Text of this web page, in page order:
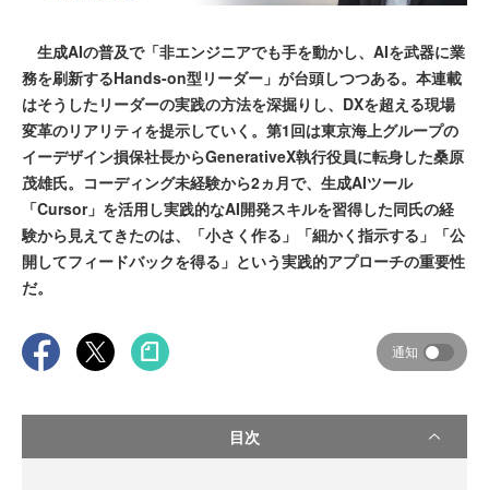
生成AIの普及で「非エンジニアでも手を動かし、AIを武器に業
務を刷新するHands-on型リーダー」が台頭しつつある。本連載
はそうしたリーダーの実践の方法を深掘りし、DXを超える現場
変革のリアリティを提示していく。第1回は東京海上グループの
イーデザイン損保社長からGenerativeX執行役員に転身した桑原
茂雄氏。コーディング未経験から2ヵ月で、生成AIツール
「Cursor」を活用し実践的なAI開発スキルを習得した同氏の経
験から見えてきたのは、「小さく作る」「細かく指示する」「公
開してフィードバックを得る」という実践的アプローチの重要性
だ。
通知
目次